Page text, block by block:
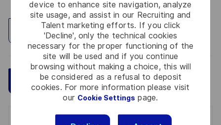
device to enhance site navigation, analyze
site usage, and assist in our Recruiting and
Talent marketing efforts. If you click
'Decline', only the technical cookies
necessary for the proper functioning of the
site will be used and if you continue
browsing without making a choice, this will
be considered as a refusal to deposit
cookies. For more information please visit
our Cookie Settings page.
Explore Location
Apply Now Save